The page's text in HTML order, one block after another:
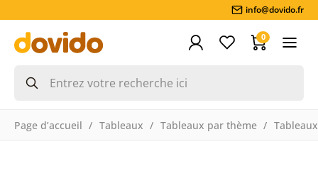
info@dovido.fr
0
Page d’accueil Tableaux Tableaux par thème